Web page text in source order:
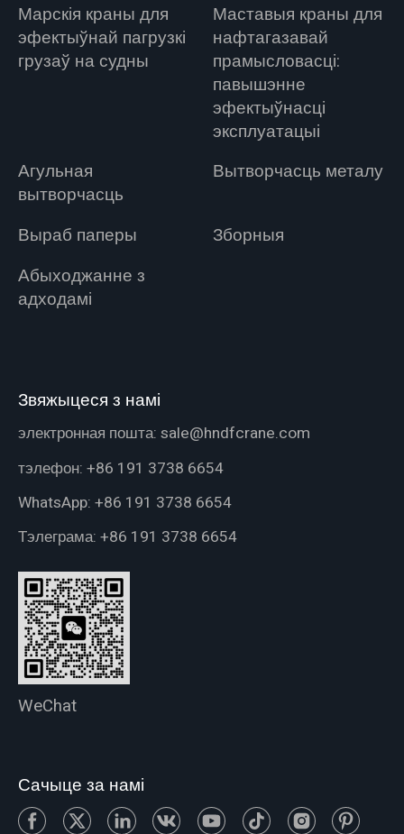
Марскія краны для
эфектыўнай пагрузкі
грузаў на судны
Маставыя краны для
нафтагазавай
прамысловасці:
павышэнне
эфектыўнасці
эксплуатацыі
Агульная
вытворчасць
Вытворчасць металу
Выраб паперы
Зборныя
Абыходжанне з
адходамі
Звяжыцеся з намі
электронная пошта: sale@hndfcrane.com
тэлефон: +86 191 3738 6654
WhatsApp: +86 191 3738 6654
Тэлеграма: +86 191 3738 6654
WeChat
Сачыце за намі